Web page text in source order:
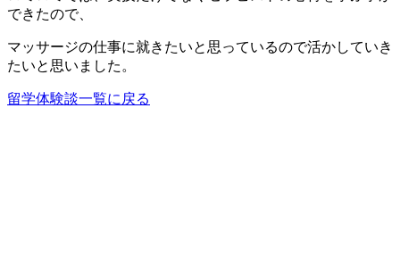
できたので、
マッサージの仕事に就きたいと思っているので活かしていき
たいと思いました。
留学体験談一覧に戻る